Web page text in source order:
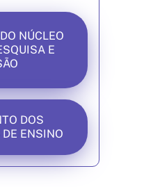
NÚCLEO
E
DOS
ENSINO